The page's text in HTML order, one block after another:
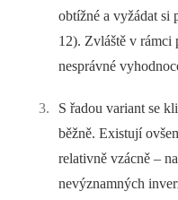
obtížné a vyžádat si
12). Zvláště v rámci
nesprávné
S řadou variant se
běžně. Existují
relativně vzácně –⁠
nevýznamných